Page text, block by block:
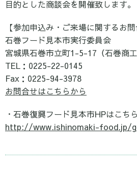
目的とした商談会を開催致します。
【参加申込み・ご来場に関するお問
石巻フード見本市実行委員会
宮城県石巻市立町1-5-17（石巻商工
TEL：0225-22-0145
Fax：0225-94-3978
お問合せはこちらから
・石巻復興フード見本市HPはこちら
http://www.ishinomaki-food.jp/